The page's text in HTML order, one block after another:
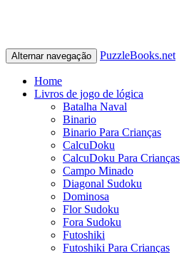
Alternar navegação PuzzleBooks.net
Home
Livros de jogo de lógica
Batalha Naval
Binario
Binario Para Crianças
CalcuDoku
CalcuDoku Para Crianças
Campo Minado
Diagonal Sudoku
Dominosa
Flor Sudoku
Fora Sudoku
Futoshiki
Futoshiki Para Crianças